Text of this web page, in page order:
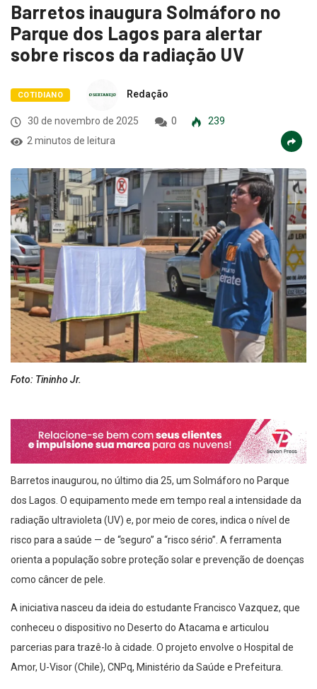
Barretos inaugura Solmáforo no
Parque dos Lagos para alertar
sobre riscos da radiação UV
COTIDIANO Redação
30 de novembro de 2025 0
239
2 minutos de leitura
Foto: Tininho Jr.
Barretos inaugurou, no último dia 25, um Solmáforo no Parque
dos Lagos. O equipamento mede em tempo real a intensidade da
radiação ultravioleta (UV) e, por meio de cores, indica o nível de
risco para a saúde — de “seguro” a “risco sério”. A ferramenta
orienta a população sobre proteção solar e prevenção de doenças
como câncer de pele.
A iniciativa nasceu da ideia do estudante Francisco Vazquez, que
conheceu o dispositivo no Deserto do Atacama e articulou
parcerias para trazê-lo à cidade. O projeto envolve o Hospital de
Amor, U-Visor (Chile), CNPq, Ministério da Saúde e Prefeitura.